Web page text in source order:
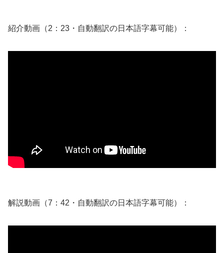
紹介動画（2：23・自動翻訳の日本語字幕可能）：
解説動画（7：42・自動翻訳の日本語字幕可能）：